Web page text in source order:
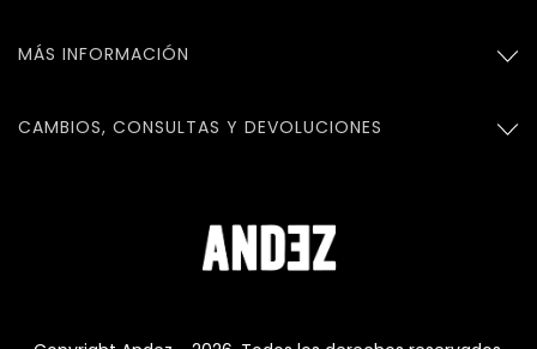
MÁS INFORMACIÓN
CAMBIOS, CONSULTAS Y DEVOLUCIONES